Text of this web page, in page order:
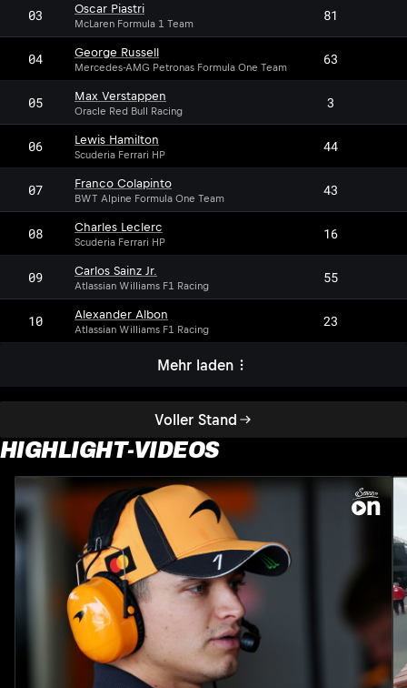
Voller Stand
03 Oscar Piastri
McLaren Formula 1 Team 81
04 George Russell
Mercedes-AMG Petronas Formula One Team 63
05 Max Verstappen
Oracle Red Bull Racing 3
06 Lewis Hamilton
Scuderia Ferrari HP 44
07 Franco Colapinto
BWT Alpine Formula One Team 43
08 Charles Leclerc
Scuderia Ferrari HP 16
09 Carlos Sainz Jr.
Atlassian Williams F1 Racing 55
10 Alexander Albon
Atlassian Williams F1 Racing 23
Mehr laden
HIGHLIGHT-VIDEOS